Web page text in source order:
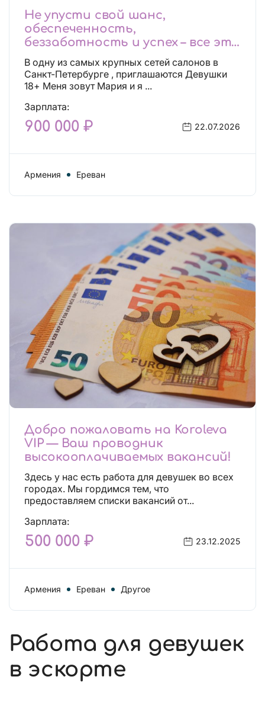
Не упусти свой шанс,
обеспеченность,
беззаботность и успех – все это
будет уже завтра, поспеши!
Лучшие условия!
В одну из самых крупных сетей салонов в
Санкт-Петербурге , приглашаются Девушки
18+ Меня зовут Мария и я ...
Зарплата:
900 000 ₽ 22.07.2026
Армения Ереван
Добро пожаловать на Koroleva
VIP — Ваш проводник
высокооплачиваемых вакансий!
Здесь у нас есть работа для девушек во всех
городах. Мы гордимся тем, что
предоставляем списки вакансий от...
Зарплата:
500 000 ₽ 23.12.2025
Армения Ереван Другое
Работа для девушек
в эскорте